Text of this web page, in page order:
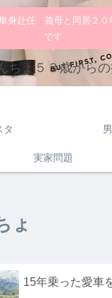
身赴任 義母と同居２
です
ちょ５３歳から
タ
実家問題
ょ
15年乗った愛車